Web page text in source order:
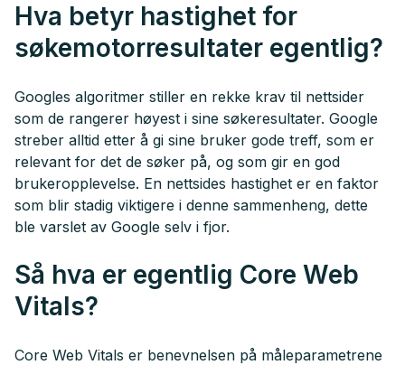
Hva betyr hastighet for
søkemotorresultater egentlig?
Googles algoritmer stiller en rekke krav til nettsider
som de rangerer høyest i sine søkeresultater. Google
streber alltid etter å gi sine bruker gode treff, som er
relevant for det de søker på, og som gir en god
brukeropplevelse. En nettsides hastighet er en faktor
som blir stadig viktigere i denne sammenheng, dette
ble varslet av Google selv i fjor.
Så hva er egentlig Core Web
Vitals?
Core Web Vitals er benevnelsen på måleparametrene